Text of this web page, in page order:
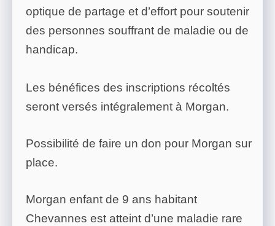
optique de partage et d’effort pour soutenir
des personnes souffrant de maladie ou de
handicap.
Les bénéfices des inscriptions récoltés
seront versés intégralement à Morgan.
Possibilité de faire un don pour Morgan sur
place.
Morgan enfant de 9 ans habitant
Chevannes est atteint d’une maladie rare